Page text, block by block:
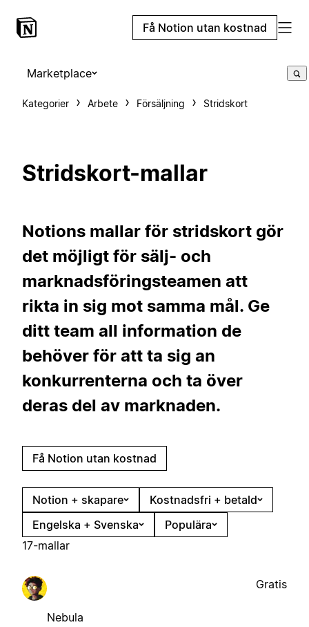
Få Notion utan kostnad
Marketplace
Kategorier Arbete Försäljning Stridskort
Stridskort-mallar
Notions mallar för stridskort gör
det möjligt för sälj- och
marknadsföringsteamen att
rikta in sig mot samma mål. Ge
ditt team all information de
behöver för att ta sig an
konkurrenterna och ta över
deras del av marknaden.
Få Notion utan kostnad
Notion + skapare
Kostnadsfri + betald
Engelska + Svenska
Populära
17-mallar
Nebula
Gratis